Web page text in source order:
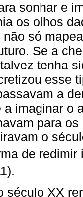
sonhar e
os olhos
não só
Se a
tenha
esse
a
a imaginar o
para
o
de redimir
século XX